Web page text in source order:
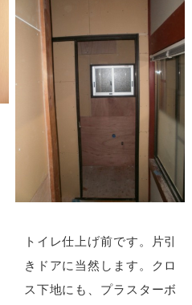
トイレ仕上げ前です。片引
きドアに当然します。クロ
ス下地にも、プラスターボ